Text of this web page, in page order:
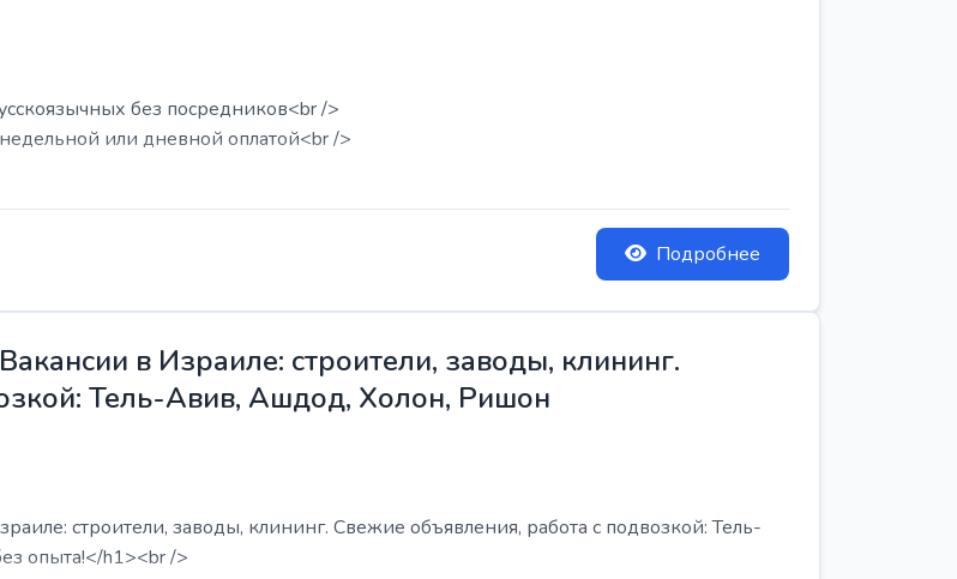
без посредников<br />
или дневной оплатой<br />
Подробнее
в Израиле: строители, заводы, клининг.
Тель-Авив, Ашдод, Холон, Ришон
строители, заводы, клининг. Свежие объявления, работа с подвозкой: Тель-
опыта!</h1><br />